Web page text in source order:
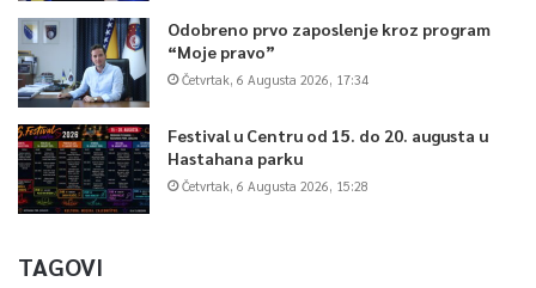
Odobreno prvo zaposlenje kroz program
“Moje pravo”
Četvrtak, 6 Augusta 2026, 17:34
Festival u Centru od 15. do 20. augusta u
Hastahana parku
Četvrtak, 6 Augusta 2026, 15:28
TAGOVI